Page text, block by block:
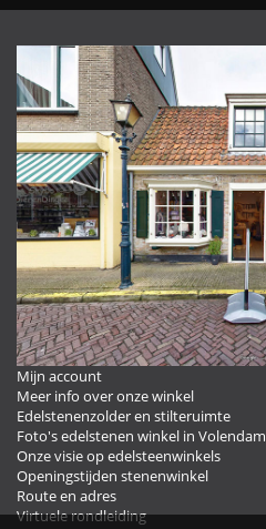
Mijn account
Meer info over onze winkel
Edelstenenzolder en stilteruimte
Foto's edelstenen winkel in Volendam
Onze visie op edelsteenwinkels
Openingstijden stenenwinkel
Route en adres
Virtuele rondleiding